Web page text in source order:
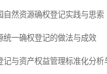
自然资源确权登记实践与思索
统一确权登记的做法与成效
记与资产权益管理标准化分析